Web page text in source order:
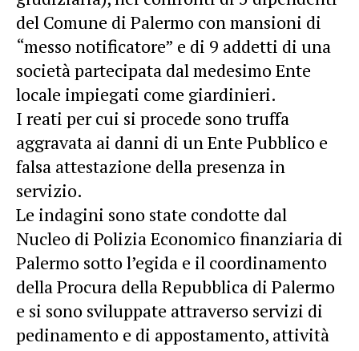
del Comune di Palermo con mansioni di
“messo notificatore” e di 9 addetti di una
società partecipata dal medesimo Ente
locale impiegati come giardinieri.
I reati per cui si procede sono truffa
aggravata ai danni di un Ente Pubblico e
falsa attestazione della presenza in
servizio.
Le indagini sono state condotte dal
Nucleo di Polizia Economico finanziaria di
Palermo sotto l’egida e il coordinamento
della Procura della Repubblica di Palermo
e si sono sviluppate attraverso servizi di
pedinamento e di appostamento, attività